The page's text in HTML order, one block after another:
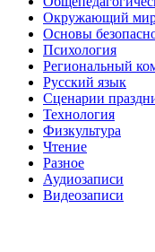
Окружающий
Основы
Психология
Региональный
Русский язык
Сценарии
Технология
Физкультура
Чтение
Разное
Аудиозаписи
Видеозаписи